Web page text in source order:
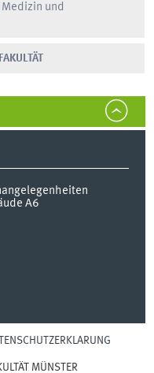
und
A6
MÜNSTER